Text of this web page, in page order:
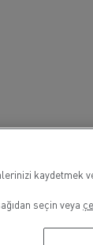
kaydetmek
seçin veya